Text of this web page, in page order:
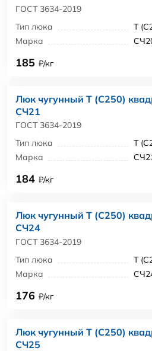
ГОСТ 3634-2019
Тип люка
Т
Марка
185 ₽/кг
Люк чугунный Т (С250)
СЧ21
ГОСТ 3634-2019
Тип люка
Т
Марка
184 ₽/кг
Люк чугунный Т (С250)
СЧ24
ГОСТ 3634-2019
Тип люка
Т
Марка
176 ₽/кг
Люк чугунный Т (С250)
СЧ25